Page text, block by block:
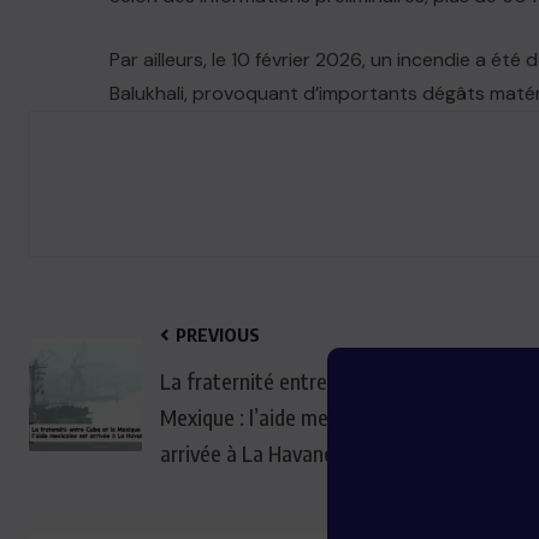
Par ailleurs, le 10 février 2026, un incendie a été
Balukhali, provoquant d’importants dégâts
PREVIOUS
La fraternité entre Cuba et le
Mexique : l’aide mexicaine est
arrivée à La Havane.